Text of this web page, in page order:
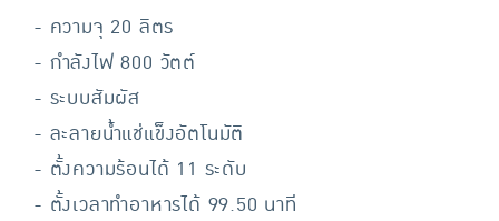
- ความจุ 20 ลิตร
- กำลังไฟ 800 วัตต์
- ระบบสัมผัส
- ละลายน้ำแช่แข็งอัตโนมัติ
- ตั้งความร้อนได้ 11 ระดับ
- ตั้งเวลาทำอาหารได้ 99.50 นาที